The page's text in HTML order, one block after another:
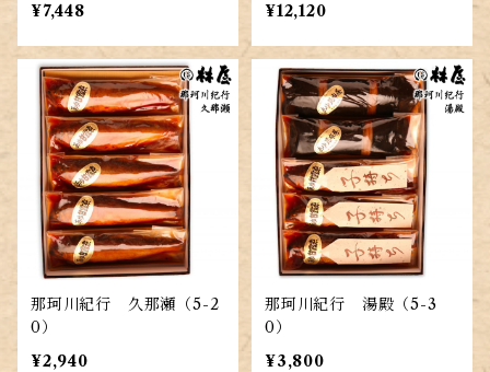
¥7,448
¥12,120
那珂川紀行 久那瀬（5-2
0）
¥2,940
那珂川紀行 湯殿（5-3
0）
¥3,800